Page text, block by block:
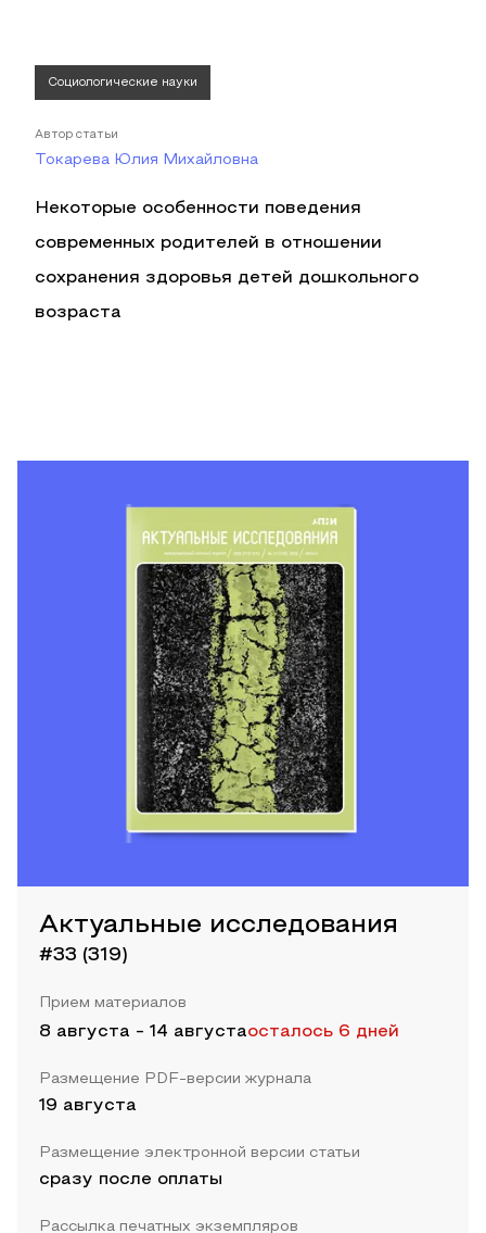
Социологические науки
Автор статьи
Токарева Юлия Михайловна
Некоторые особенности поведения
современных родителей в отношении
сохранения здоровья детей дошкольного
возраста
Актуальные исследования
#33 (319)
Прием материалов
8 августа - 14 августаосталось 6 дней
Размещение PDF-версии журнала
19 августа
Размещение электронной версии статьи
сразу после оплаты
Рассылка печатных экземпляров